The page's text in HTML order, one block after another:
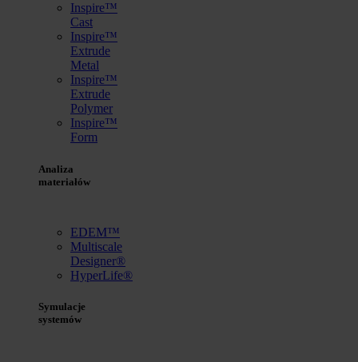
Inspire™
Cast
Inspire™
Extrude
Metal
Inspire™
Extrude
Polymer
Inspire™
Form
Analiza
materiałów
EDEM™
Multiscale
Designer®
HyperLife®
Symulacje
systemów